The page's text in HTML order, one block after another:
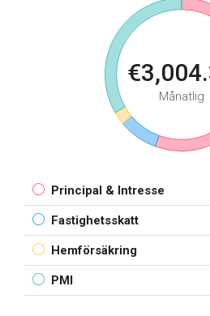
Månatlig
Principal & Intresse
Fastighetsskatt
Hemförsäkring
PMI